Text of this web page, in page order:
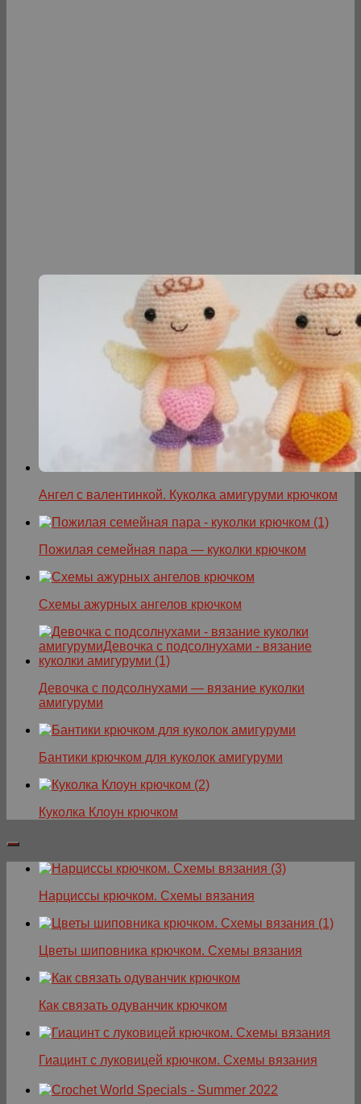
Ангел с валентинкой. Куколка амигуруми крючком
Пожилая семейная пара — куколки крючком
Схемы ажурных ангелов крючком
Девочка с подсолнухами — вязание куколки
амигуруми
Бантики крючком для куколок амигуруми
Куколка Клоун крючком
Нарциссы крючком. Схемы вязания
Цветы шиповника крючком. Схемы вязания
Как связать одуванчик крючком
Гиацинт с луковицей крючком. Схемы вязания